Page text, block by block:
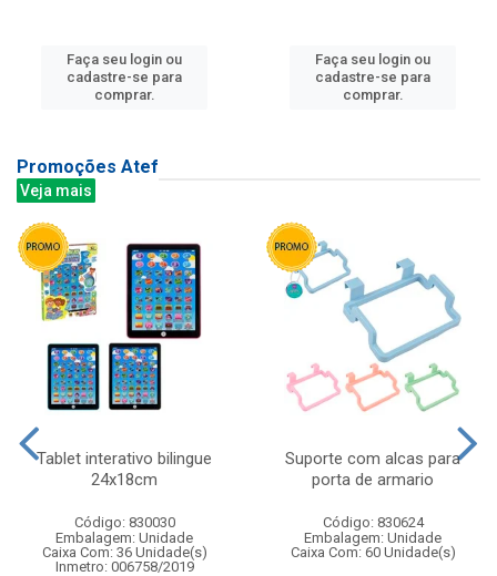
Faça seu login ou
cadastre-se para
comprar.
Faça seu login ou
cadastre-se para
comprar.
Promoções Atef
Veja mais
Tablet interativo bilingue
24x18cm
Código: 830030
Embalagem: Unidade
Caixa Com: 36 Unidade(s)
Inmetro: 006758/2019
Suporte com alcas para
porta de armario
Código: 830624
Embalagem: Unidade
Caixa Com: 60 Unidade(s)